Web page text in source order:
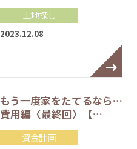
土地探し
2023.12.08
もう一度家をたてるなら…
費用編〈最終回〉【…
資金計画